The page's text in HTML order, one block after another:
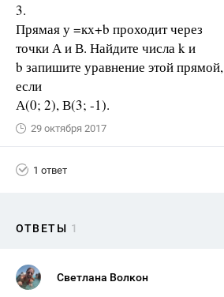
3.
Прямая у =кх+b проходит через
точки А и В. Найдите числа k и
b запишите уравнение этой прямой,
если
А(0; 2), В(3; -1).
29 октября 2017
1 ответ
ОТВЕТЫ 1
Светлана Волкон